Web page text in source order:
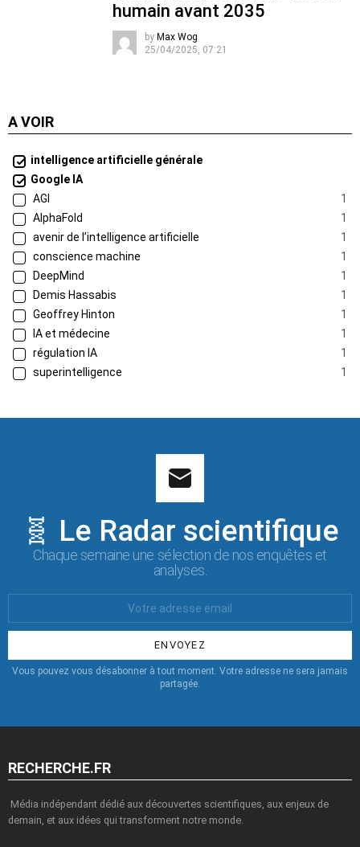
humain avant 2035
by Max Wog
25/04/2025, 07:21
A VOIR
intelligence artificielle générale
Google IA
AGI
1
AlphaFold
1
avenir de l’intelligence artificielle
1
conscience machine
1
DeepMind
1
Demis Hassabis
1
Geoffrey Hinton
1
IA et médecine
1
régulation IA
1
superintelligence
1
🧬 Le Radar scientifique
Chaque semaine une sélection de nos enquêtes et
analyses.
:
Vous pouvez vous désabonner à tout moment. Votre adresse ne sera jamais
partagée.
RECHERCHE.FR
Média indépendant dédié aux découvertes scientifiques, aux enjeux de
demain, et aux idées qui transforment notre monde.